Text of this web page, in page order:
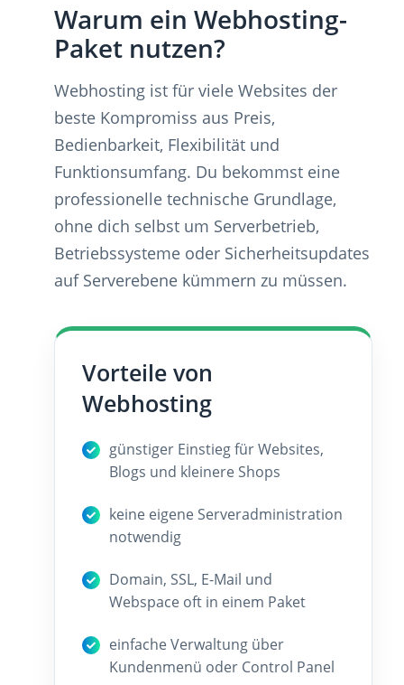
Warum ein Webhosting-
Paket nutzen?
Webhosting ist für viele Websites der
beste Kompromiss aus Preis,
Bedienbarkeit, Flexibilität und
Funktionsumfang. Du bekommst eine
professionelle technische Grundlage,
ohne dich selbst um Serverbetrieb,
Betriebssysteme oder Sicherheitsupdates
auf Serverebene kümmern zu müssen.
Vorteile von
Webhosting
günstiger Einstieg für Websites,
Blogs und kleinere Shops
keine eigene Serveradministration
notwendig
Domain, SSL, E-Mail und
Webspace oft in einem Paket
einfache Verwaltung über
Kundenmenü oder Control Panel